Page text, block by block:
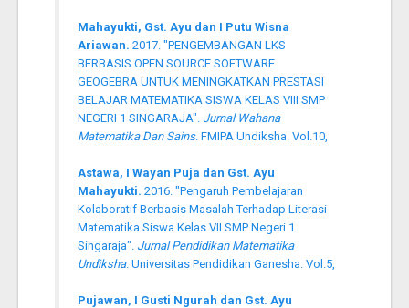
Mahayukti, Gst. Ayu dan I Putu Wisna
Ariawan. 2017. "PENGEMBANGAN LKS
BERBASIS OPEN SOURCE SOFTWARE
GEOGEBRA UNTUK MENINGKATKAN PRESTASI
BELAJAR MATEMATIKA SISWA KELAS VIII SMP
NEGERI 1 SINGARAJA". Jurnal Wahana
Matematika Dan Sains. FMIPA Undiksha. Vol.10,
Astawa, I Wayan Puja dan Gst. Ayu
Mahayukti. 2016. "Pengaruh Pembelajaran
Kolaboratif Berbasis Masalah Terhadap Literasi
Matematika Siswa Kelas VII SMP Negeri 1
Singaraja". Jurnal Pendidikan Matematika
Undiksha. Universitas Pendidikan Ganesha. Vol.5,
Pujawan, I Gusti Ngurah dan Gst. Ayu